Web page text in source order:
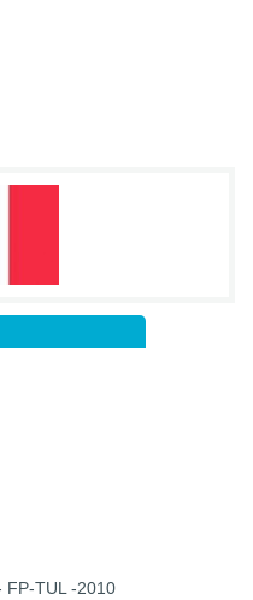
FP-TUL -2010